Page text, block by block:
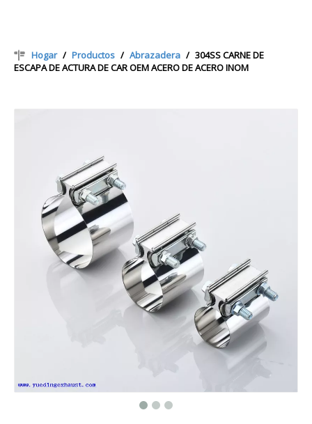
Hogar / Productos / Abrazadera / 304SS CARNE DE
ESCAPA DE ACTURA DE CAR OEM ACERO DE ACERO INOM